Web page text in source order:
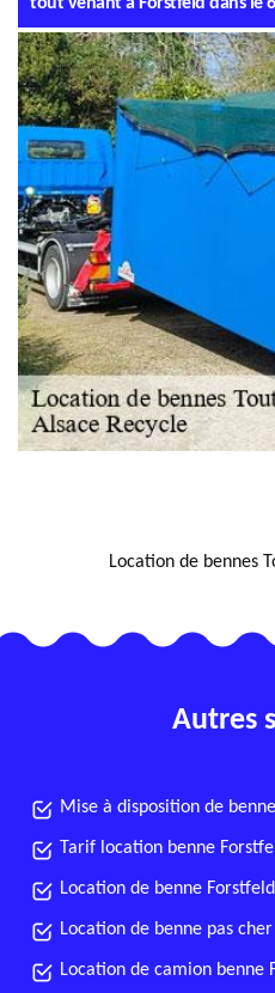
Location de bennes
Autres
Mise à disposition de
Tarif location benne
Location de benne
Location de benne pas
Location de camion benne